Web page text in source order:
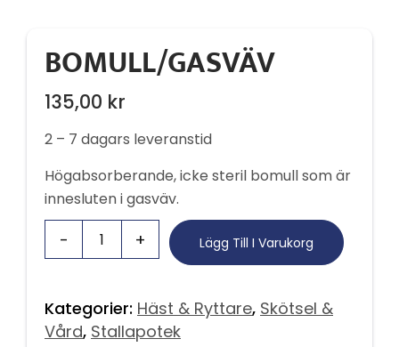
BOMULL/GASVÄV
135,00 kr
2 – 7 dagars leveranstid
Högabsorberande, icke steril bomull som är
innesluten i gasväv.
Lägg Till I Varukorg
Kategorier: Häst & Ryttare, Skötsel &
Vård, Stallapotek